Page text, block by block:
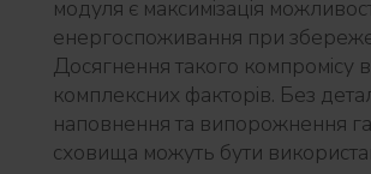
модуля є максимізація
енергоспоживання при
Досягнення такого компромісу
комплексних факторів. Без
наповнення та випорожнення
сховища можуть бути